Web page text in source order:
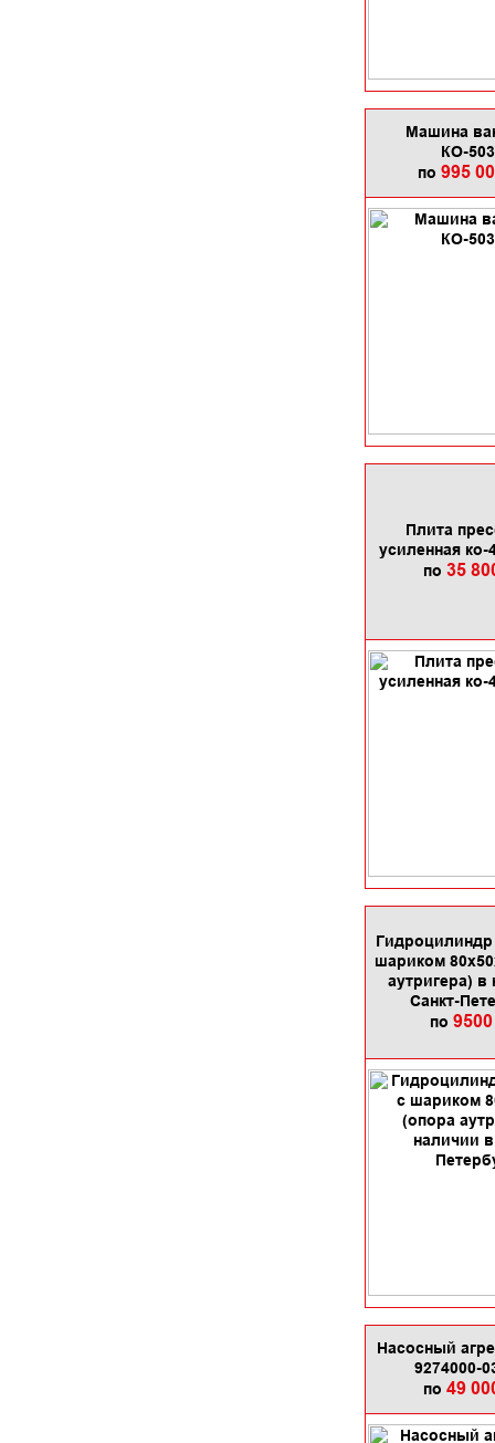
Машина
КО-
по995
Плита
усиленная ко-
по 35
шариком
аутригера)
Санкт-
по9500
Насосный
9274000-
по 49